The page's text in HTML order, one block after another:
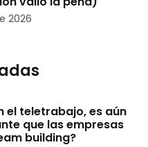
2026
el teletrabajo, es aún
que las empresas
building?